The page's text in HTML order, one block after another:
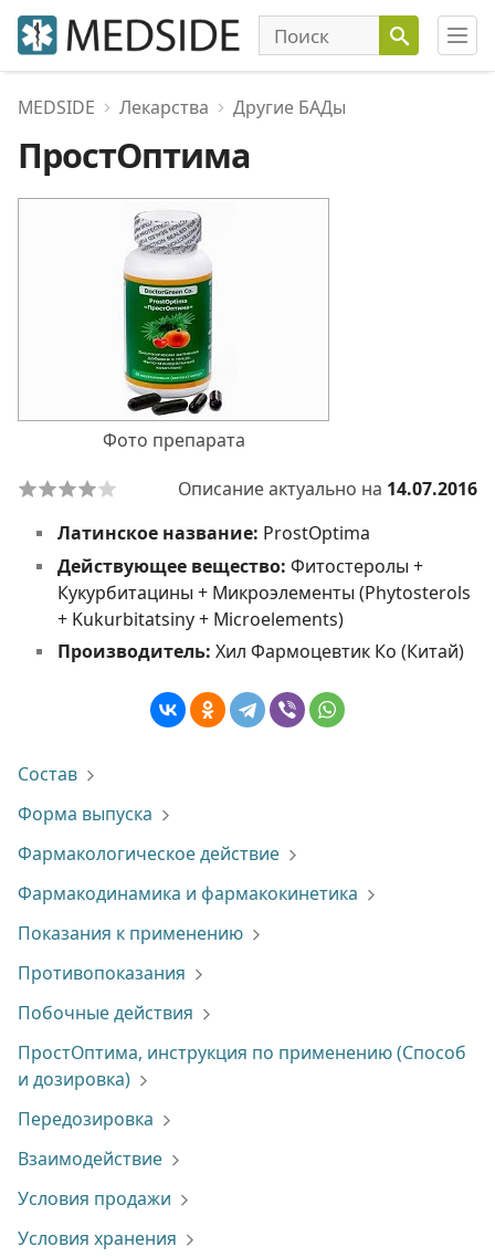
MEDSIDE Лекарства Другие БАДы
ПростОптима
Фото препарата
Описание актуально на 14.07.2016
Латинское название: ProstOptima
Действующее вещество: Фитостеролы +
Кукурбитацины + Микроэлементы (Phytosterols
+ Kukurbitatsiny + Microelements)
Производитель: Хил Фармоцевтик Ко (Китай)
Состав
Форма выпуска
Фармакологическое действие
Фармакодинамика и фармакокинетика
Показания к применению
Противопоказания
Побочные действия
ПростОптима, инструкция по применению (Способ
и дозировка)
Передозировка
Взаимодействие
Условия продажи
Условия хранения